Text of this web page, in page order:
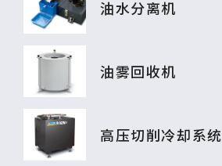
油水分离机
油雾回收机
高压切削冷却系统